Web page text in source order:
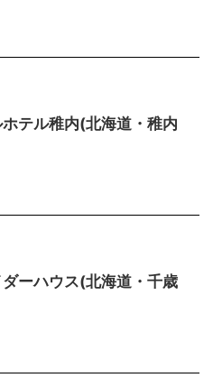
テル稚内(北海道・稚内
ーハウス(北海道・千歳